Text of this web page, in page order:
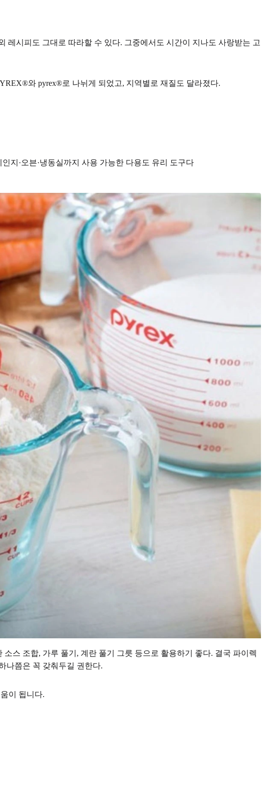
레시피도 그대로 따라할 수 있다. 그중에서도 시간이 지나도 사랑받는 고
와 pyrex®로 나뉘게 되었고, 지역별로 재질도 달라졌다.
지·오븐·냉동실까지 사용 가능한 다용도 유리 도구다
스 조합, 가루 풀기, 계란 풀기 그릇 등으로 활용하기 좋다. 결국 파이렉
나쯤은 꼭 갖춰두길 권한다.
이 됩니다.